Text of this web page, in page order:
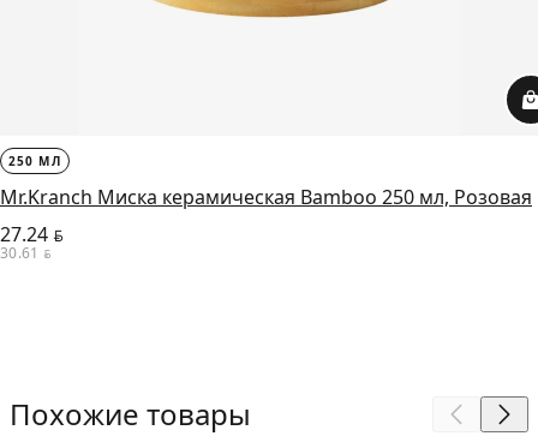
250 МЛ
Mr.Kranch Миска керамическая Bamboo 250 мл, Розовая
27.24 BYN
30.61 BYN
Похожие товары